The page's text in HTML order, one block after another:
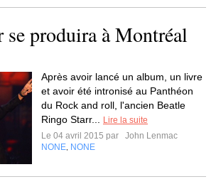
produira à Montréal
Après avoir lancé un album, un livre
et avoir été intronisé au Panthéon
du Rock and roll, l'ancien Beatle
Ringo Starr...
Lire la suite
Le 04 avril 2015 par
John Lenmac
NONE NONE